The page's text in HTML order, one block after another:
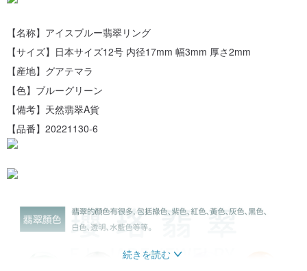
【名称】アイスブルー翡翠リング
【サイズ】日本サイズ12号 内径17mm 幅3mm 厚さ2mm
【産地】グアテマラ
【色】ブルーグリーン
【備考】天然翡翠A貨
【品番】20221130-6
続きを読む